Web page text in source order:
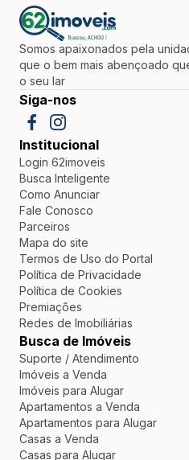
Somos apaixonados pela
que o bem mais abençoado
o seu lar
Siga-nos
Institucional
Login 62imoveis
Busca Inteligente
Como Anunciar
Fale Conosco
Parceiros
Mapa do site
Termos de Uso do Portal
Política de Privacidade
Política de Cookies
Premiações
Redes de Imobiliárias
Busca de Imóveis
Suporte / Atendimento
Imóveis a Venda
Imóveis para Alugar
Apartamentos a Venda
Apartamentos para Alugar
Casas a Venda
Casas para Alugar